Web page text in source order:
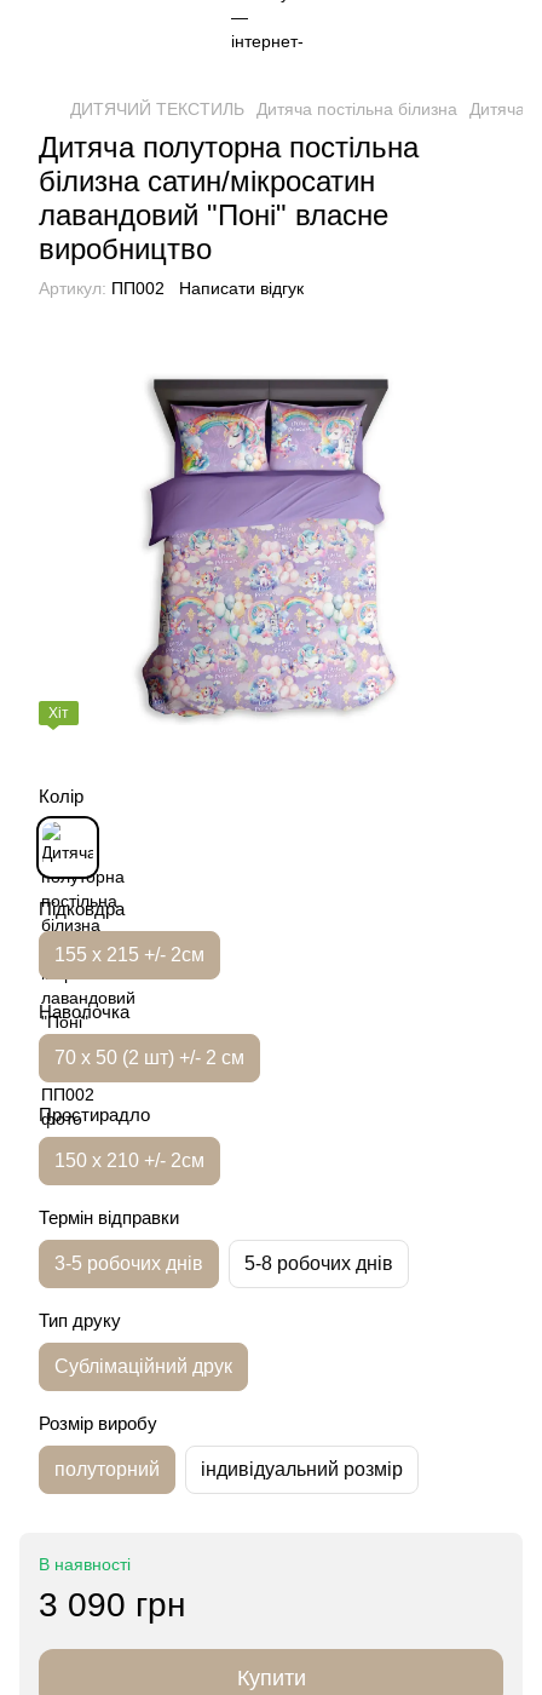
ДИТЯЧИЙ ТЕКСТИЛЬ Дитяча постільна білизна Дитяча
Дитяча полуторна постільна
білизна сатин/мікросатин
лавандовий "Поні" власне
виробництво
Артикул: ПП002 Написати відгук
Хіт
Колір
Підковдра
155 х 215 +/- 2см
Наволочка
70 х 50 (2 шт) +/- 2 см
Простирадло
150 х 210 +/- 2см
Термін відправки
3-5 робочих днів 5-8 робочих днів
Тип друку
Сублімаційний друк
Розмір виробу
полуторний індивідуальний розмір
В наявності
3 090 грн
Купити